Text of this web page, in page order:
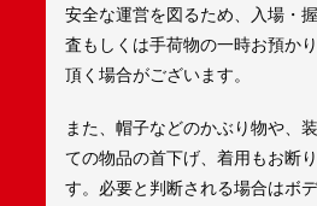
安全な運営を図るため、入場・
査もしくは手荷物の一時お預か
頂く場合がございます。
また、帽子などのかぶり物や、
ての物品の首下げ、着用もお断
す。必要と判断される場合はボ